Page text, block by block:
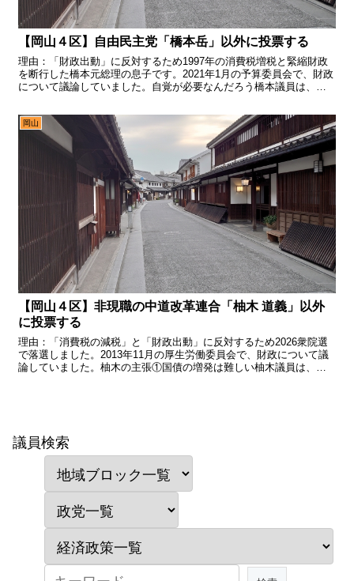
【岡山４区】自由民主党「橋本岳」以外に投票する
理由：「財政出動」に反対するため1997年の消費税増税と緊縮財政
を断行した橋本元総理の息子です。2021年1月の予算委員会で、財政
について議論していました。自覚が必要なんだろう橋本議員は、ま
岡山
【岡山４区】非現職の中道改革連合「柚木 道義」以外
に投票する
理由：「消費税の減税」と「財政出動」に反対するため2026衆院選
で落選しました。2013年11月の厚生労働委員会で、財政について議
論していました。柚木の主張①国債の増発は難しい柚木議員は、ま
議員検索